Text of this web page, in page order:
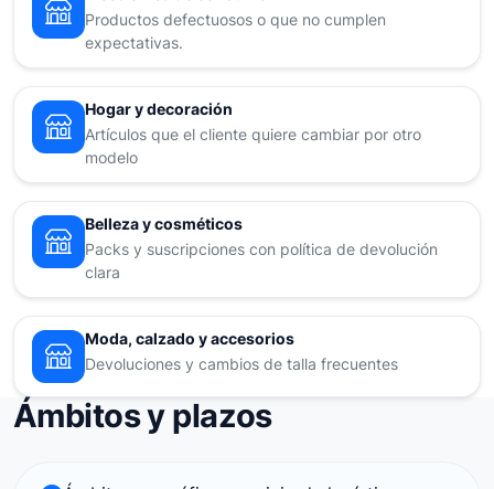
Productos defectuosos o que no cumplen
expectativas.
Hogar y decoración
Artículos que el cliente quiere cambiar por otro
modelo
Belleza y cosméticos
Packs y suscripciones con política de devolución
clara
Moda, calzado y accesorios
Devoluciones y cambios de talla frecuentes
Ámbitos y plazos